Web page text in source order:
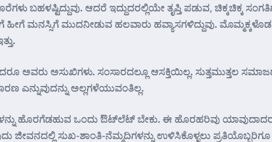
ಬಹಳಷ್ಟಿದ್ದುವು. ಆದರೆ ಇದ್ದುದರಲ್ಲಿಯೇ ತೃಪ್ತಿ ಪಡುವ, ಚಿಕ್ಕಚಿಕ್ಕ
ಮನಸ್ಸಿಗೆ ಮುದನೀಡುವ ಹಲವಾರು ಹವ್ಯಾಸಗಳಿದ್ದುವು.
ಅವರು ಅಸುಖಿಗಳು. ಸಂಸಾರದಲ್ಲೂ ಆಸಕ್ತಿಯಿಲ್ಲ. ಸುತ್ತಮುತ್ತಲ
ಎನ್ನುವುದನ್ನು ಅಲ್ಲಗಳೆಯುವಂತಿಲ್ಲ.
ಹೊರಗೆಡಹುವ ಒಂದು ಔಟ್‌ಲೆಟ್ ಬೇಕು. ಈ ಹೊರಹರಿವು
ಜೀವನದಲ್ಲಿ ಸುಖ-ಶಾಂತಿ-ನೆಮ್ಮದಿಗಳನ್ನು ಉಳಿಸಿಕೊಳ್ಳಲು